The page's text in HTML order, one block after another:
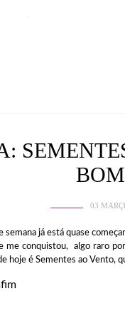
03
semana já está quase
me conquistou, algo raro
hoje é Sementes ao Vento,